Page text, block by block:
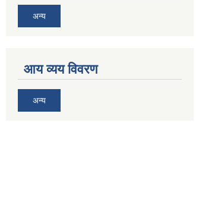
अन्य
आय व्यय विवरण
अन्य